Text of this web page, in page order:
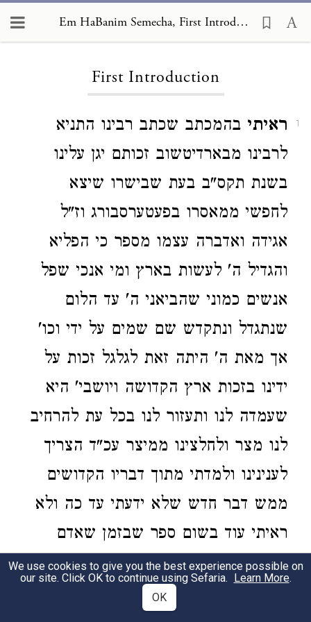
Em HaBanim Semecha, First Introduction
First Introduction
1 ראיתי בהמכתב שכתב רבינו התניא
לרבינו מבארדיטשוב זכותם יגן עלינו
בשנת תקס"ב בעת שבישרו שיצא
לחפשי ממאסרו בפעטערסבורג וז"ל
אגידה ואדברה עצמו מספר כי הפליא
והגדיל ה' לעשות בארץ ומי אנכי שפל
אנשים כמוני שהביאני ה' עד הלום
שנתגדל ונתקדש שם שמים על ידי וכו'
אך מאת ה' היתה זאת לגלגל זכות על
ידינו בזכות ארץ הקדושה ויושבי' היא
שעמדה לנו ותעזור לנו בכל עת להרחיב
לנו מצר ולחלצינו ממיצר עכ"ד הצריך
לענינינו ולמדתי מתוך דבריו הקדושים
ממש דבר חדש שלא ידעתי עד כה ולא
ראיתי עוד בשום ספר שבזמן שאדם
הישראלי הוא בצרה ר"ל יוכל להנצל
מהצרה בזכות ארץ ישראל ויושבי'
We use cookies to give you the best experience possible on
our site. Click OK to continue using Sefaria. Learn More.
OK